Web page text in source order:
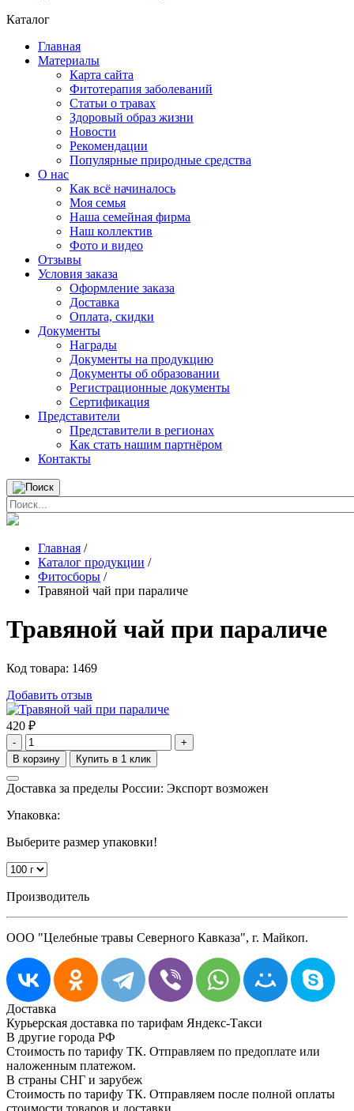
Каталог
Главная
Материалы
Карта сайта
Фитотерапия заболеваний
Статьи о травах
Здоровый образ жизни
Новости
Рекомендации
Популярные природные средства
О нас
Как всё начиналось
Моя семья
Наша семейная фирма
Наш коллектив
Фото и видео
Отзывы
Условия заказа
Оформление заказа
Доставка
Оплата, скидки
Документы
Награды
Документы на продукцию
Документы об образовании
Регистрационные документы
Сертификация
Представители
Представители в регионах
Как стать нашим партнёром
Контакты
Главная /
Каталог продукции /
Фитосборы /
Травяной чай при параличе
Травяной чай при параличе
Код товара: 1469
Добавить отзыв
420 ₽
- +
Доставка за пределы России: Экспорт возможен
Упаковка:
Выберите размер упаковки!
Производитель
ООО "Целебные травы Северного Кавказа", г. Майкоп.
Доставка
Курьерская доставка по тарифам Яндекс-Такси
В другие города РФ
Стоимость по тарифу ТК. Отправляем по предоплате или
наложенным платежом.
В страны СНГ и зарубеж
Стоимость по тарифу ТК. Отправляем после полной оплаты
стоимости товаров и доставки